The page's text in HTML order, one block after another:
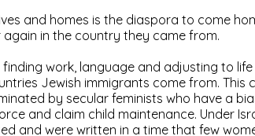
and homes is the diaspora to come
in the country they came from.
work, language and adjusting to
Jewish immigrants come from.
by secular feminists who have a
and claim child maintenance. Under
and were written in a time that few